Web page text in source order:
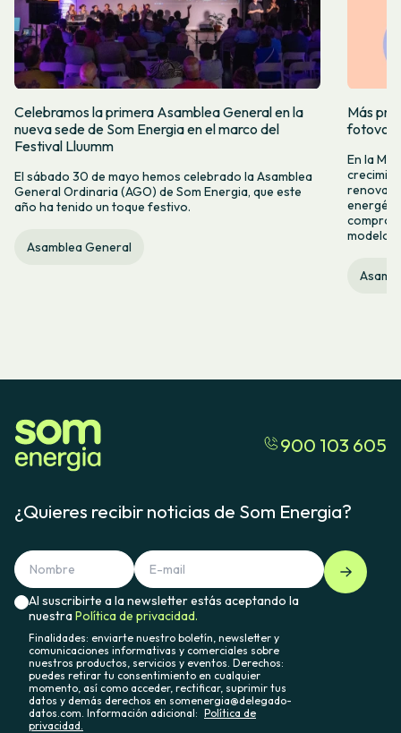
Celebramos la primera Asamblea General en la
nueva sede de Som Energia en el marco del
Festival Lluumm
El sábado 30 de mayo hemos celebrado la Asamblea
General Ordinaria (AGO) de Som Energia, que este
año ha tenido un toque festivo.
Asamblea General
Más
En la
modelo
900 103 605
¿Quieres recibir noticias de Som Energia?
Al suscribirte a la newsletter estás aceptando la
nuestraPolítica de privacidad.
Finalidades: enviarte nuestro boletín, newsletter y
comunicaciones informativas y comerciales sobre
nuestros productos, servicios y eventos. Derechos:
puedes retirar tu consentimiento en cualquier
momento, así como acceder, rectificar, suprimir tus
datos y demás derechos en somenergia@delegado-
datos.com. Información adicional: Política de
privacidad.